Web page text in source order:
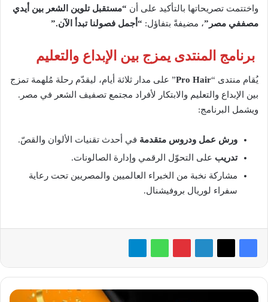
واختتمت تصريحاتها بالتأكيد على أن “مستقبل تلوين الشعر بين أيدي
مصففي مصر”، مضيفةً بتفاؤل: “أجمل فصولنا تبدأ الآن.”
برنامج المنتدى يمزج بين الإبداع والتعليم
يُقام منتدى “Pro Hair” على مدار ثلاثة أيام، ليقدّم رحلة مُلهمة تمزج
بين الإبداع والتعليم والابتكار لأفراد مجتمع تصفيف الشعر في مصر.
ويشمل البرنامج:
ورش عمل ودروس متقدمة في أحدث تقنيات الألوان والقصّ.
تدريب على التحوّل الرقمي وإدارة الصالونات.
مشاركة نخبة من الخبراء العالميين والمصريين تحت رعاية
سفراء لوريال بروفيشنال.
جوميا